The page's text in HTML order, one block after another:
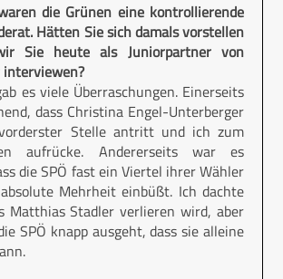
die Grünen eine kontrollierende
Hätten Sie sich damals vorstellen
Sie heute als Juniorpartner von
es viele Überraschungen. Einerseits
dass Christina Engel-Unterberger
Stelle antritt und ich zum
aufrücke. Andererseits war es
die SPÖ fast ein Viertel ihrer Wähler
Mehrheit einbüßt. Ich dachte
Matthias Stadler verlieren wird, aber
SPÖ knapp ausgeht, dass sie alleine